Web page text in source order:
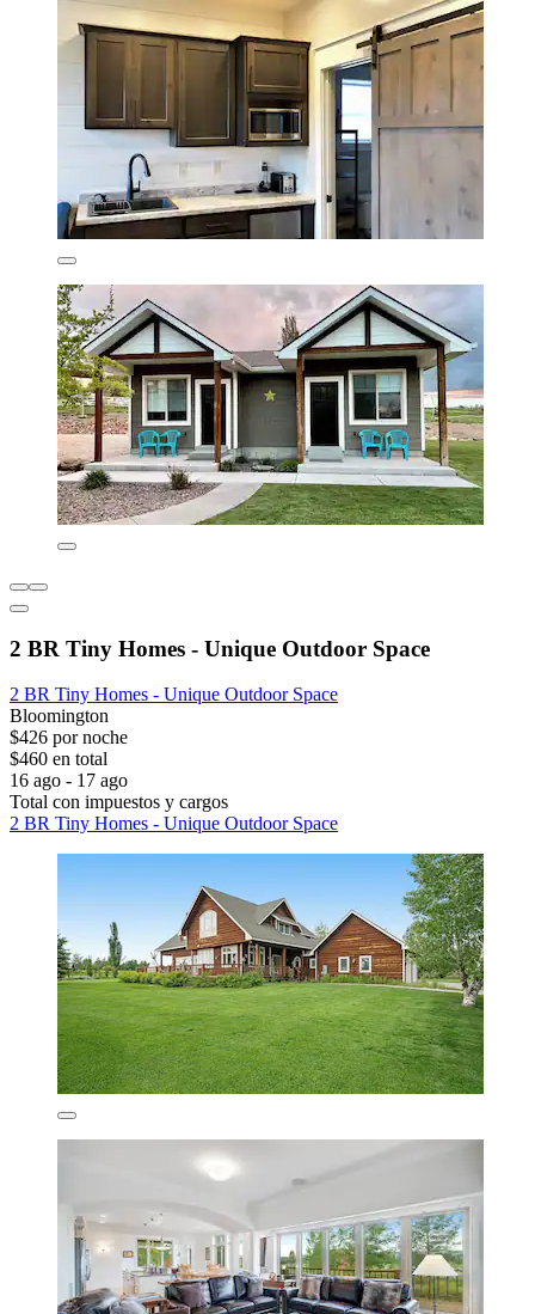
2 BR Tiny Homes - Unique Outdoor Space
2 BR Tiny Homes - Unique Outdoor Space
Bloomington
$426 por noche
$460 en total
16 ago - 17 ago
Total con impuestos y cargos
2 BR Tiny Homes - Unique Outdoor Space